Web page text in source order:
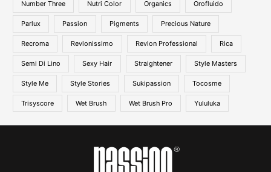
Number Three Nutri Color Organics Orofluido
Parlux Passion Pigments Precious Nature
Recroma Revlonissimo Revlon Professional Rica
Semi Di Lino Sexy Hair Straightener Style Masters
Style Me Style Stories Sukipassion Tocosme
Trisyscore Wet Brush Wet Brush Pro Yululuka